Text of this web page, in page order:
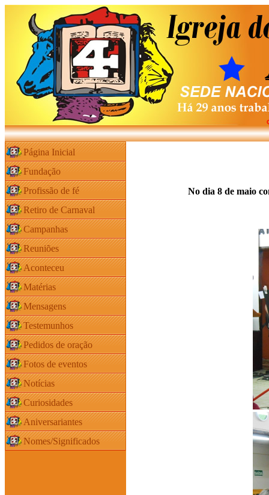
Página Inicial
Fundação
Profissão de fé
Retiro de Carnaval
Campanhas
Reuniões
Aconteceu
Matérias
Mensagens
Testemunhos
Pedidos de oração
Fotos de eventos
Notícias
Curiosidades
Aniversariantes
Nomes/Significados
No dia 8 de maio